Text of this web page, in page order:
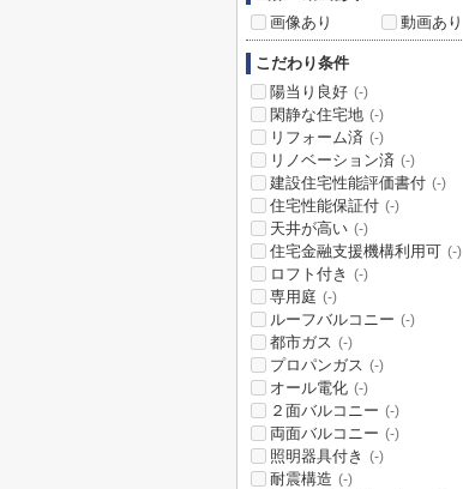
画像あり
動画あり
こだわり条件
陽当り良好 (-)
閑静な住宅地 (-)
リフォーム済 (-)
リノベーション済 (-)
建設住宅性能評価書付 (-)
住宅性能保証付 (-)
天井が高い (-)
住宅金融支援機構利用可 (-)
ロフト付き (-)
専用庭 (-)
ルーフバルコニー (-)
都市ガス (-)
プロパンガス (-)
オール電化 (-)
２面バルコニー (-)
両面バルコニー (-)
照明器具付き (-)
耐震構造 (-)